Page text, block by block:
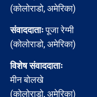
(कोलोराडो, अमेरिका)
संवाददाताःपूजा रेग्मी
(कोलोराडो, अमेरिका)
विशेष संवाददाताः
मीन बोलखे
(कोलोराडो, अमेरिका)